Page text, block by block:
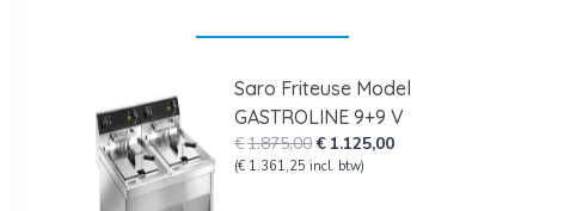
Saro Friteuse Model
GASTROLINE 9+9 V
€1.875,00Oorspronkelijke
prijs
€ 1.125,00Huidige
(€ 1.361,25 incl. btw)